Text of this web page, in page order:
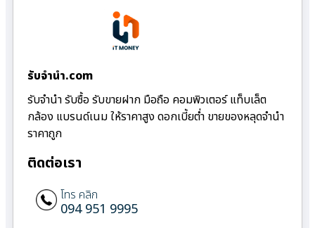
รับจํานํา.com
รับจำนำ รับซื้อ รับขายฝาก มือถือ คอมพิวเตอร์ แท็บเล็ต
กล้อง แบรนด์เนม ให้ราคาสูง ดอกเบี้ยต่ำ ขายของหลุดจำนำ
ราคาถูก
ติดต่อเรา
โทร คลิก
094 951 9995